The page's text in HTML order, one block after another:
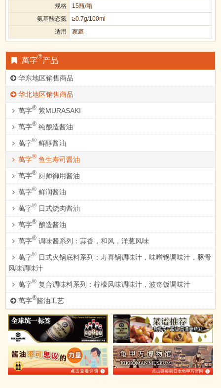
规格 15瓶/箱
氨基酸态氮 ≥0.7g/100ml
适用 家庭
萬字®产品
华东地区销售商品
华北地区销售商品
萬字® 紫MURASAKI
萬字® 纯酿造酱油
萬字® 鲜醇酱油
萬字® 鱼生寿司醤油
萬字® 厨师御用酱油
萬字® 鲜润酱油
萬字® 日式烧肉酱油
萬字® 酿造酱油
萬字® 调味酱系列：蒜香，和风，洋葱风味
萬字® 日式火锅底料系列：寿喜锅调味汁，味噌锅调味汁，豚骨
风味调味汁
萬字® 复合调味料系列：柠檬风味调味汁，波奇饭调味汁
萬字®酱油工艺